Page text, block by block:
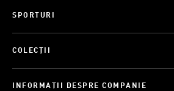
SPORTURI
COLECȚII
INFORMAȚII DESPRE COMPANIE